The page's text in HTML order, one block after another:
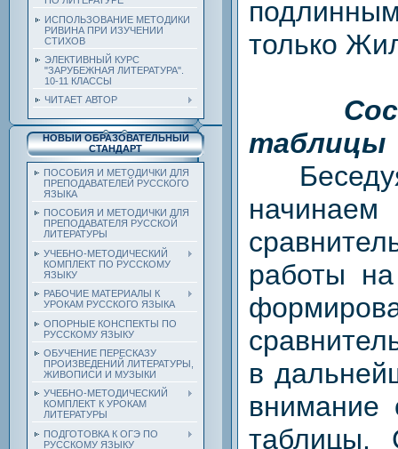
ИСПОЛЬЗОВАНИЕ МЕТОДИКИ
РИВИНА ПРИ ИЗУЧЕНИИ
СТИХОВ
ЭЛЕКТИВНЫЙ КУРС
"ЗАРУБЕЖНАЯ ЛИТЕРАТУРА".
10-11 КЛАССЫ
ЧИТАЕТ АВТОР
НОВЫЙ ОБРАЗОВАТЕЛЬНЫЙ
СТАНДАРТ
ПОСОБИЯ И МЕТОДИЧКИ ДЛЯ
ПРЕПОДАВАТЕЛЕЙ РУССКОГО
ЯЗЫКА
ПОСОБИЯ И МЕТОДИЧКИ ДЛЯ
ПРЕПОДАВАТЕЛЯ РУССКОЙ
ЛИТЕРАТУРЫ
УЧЕБНО-МЕТОДИЧЕСКИЙ
КОМПЛЕКТ ПО РУССКОМУ
ЯЗЫКУ
РАБОЧИЕ МАТЕРИАЛЫ К
УРОКАМ РУССКОГО ЯЗЫКА
ОПОРНЫЕ КОНСПЕКТЫ ПО
РУССКОМУ ЯЗЫКУ
ОБУЧЕНИЕ ПЕРЕСКАЗУ
ПРОИЗВЕДЕНИЙ ЛИТЕРАТУРЫ,
ЖИВОПИСИ И МУЗЫКИ
УЧЕБНО-МЕТОДИЧЕСКИЙ
КОМПЛЕКТ К УРОКАМ
ЛИТЕРАТУРЫ
ПОДГОТОВКА К ОГЭ ПО
РУССКОМУ ЯЗЫКУ
только
таблицы
работы
в
внимание
таблицы.